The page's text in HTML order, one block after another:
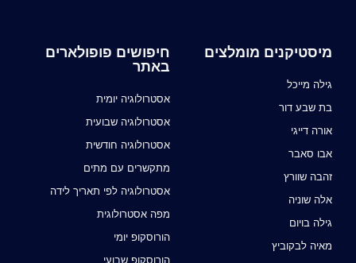
מיסטיקנים מומלצים
גילה מייכל
בת שבע דור
אורה דייגי
אבו סאבר
זהבה שוורץ
אלה שוניה
גילה בויום
מאיה לבקוביץ
חיפושים פופולארים
באתר
אסטרולוגיה יומית
אסטרולוגיה שבועית
אסטרולוגיה חודשית
מתקשרים עם מתים
אסטרולוגיה לפי תאריך לידה
מפה אסטרולוגית
הורוסקופ יומי
הורוסקופ שבועי